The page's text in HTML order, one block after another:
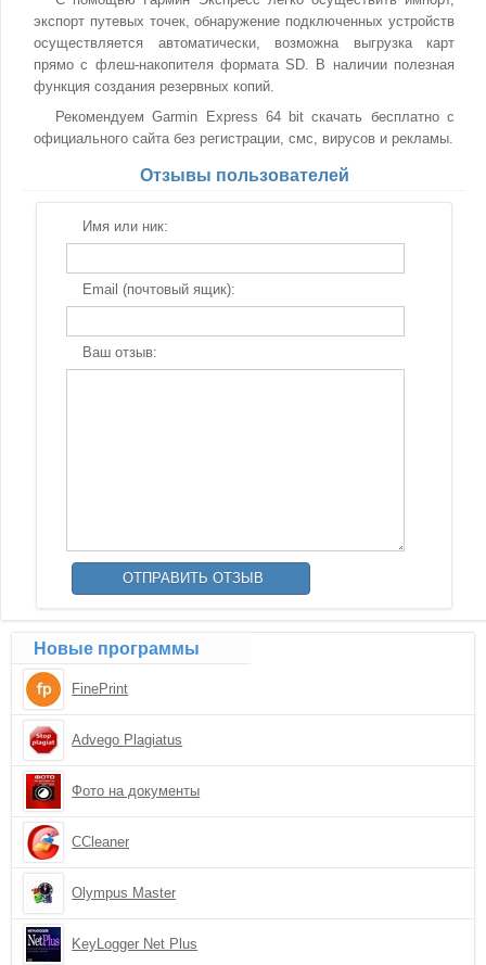
экспорт путевых точек, обнаружение подключенных устройств
осуществляется автоматически, возможна выгрузка карт
прямо с флеш-накопителя формата SD. В наличии полезная
функция создания резервных копий.
Рекомендуем Garmin Express 64 bit скачать бесплатно с
официального сайта без регистрации, смс, вирусов и рекламы.
Отзывы пользователей
Имя или ник:
Email (почтовый ящик):
Ваш отзыв:
Новые программы
FinePrint
Advego Plagiatus
Фото на документы
CCleaner
Olympus Master
KeyLogger Net Plus